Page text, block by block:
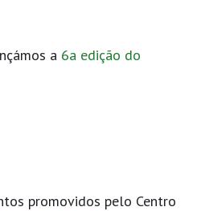
a 6a edição do
promovidos pelo Centro